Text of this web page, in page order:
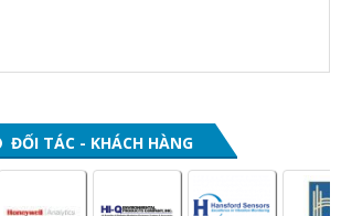
ĐỐI TÁC - KHÁCH HÀNG